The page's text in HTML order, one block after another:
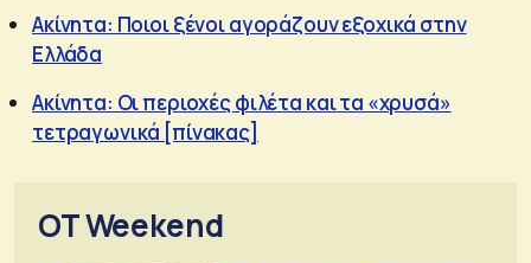
Ακίνητα: Ποιοι ξένοι αγοράζουν εξοχικά στην
Ελλάδα
Ακίνητα: Οι περιοχές φιλέτα και τα «χρυσά»
τετραγωνικά [πίνακας]
OT Weekend